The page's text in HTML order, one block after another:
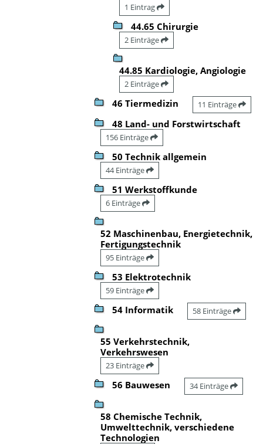
1 Eintrag
44.65 Chirurgie
2 Einträge
44.85 Kardiologie, Angiologie
2 Einträge
46 Tiermedizin 11 Einträge
48 Land- und Forstwirtschaft
156 Einträge
50 Technik allgemein
44 Einträge
51 Werkstoffkunde
6 Einträge
52 Maschinenbau, Energietechnik,
Fertigungstechnik
95 Einträge
53 Elektrotechnik
59 Einträge
54 Informatik 58 Einträge
55 Verkehrstechnik,
Verkehrswesen
23 Einträge
56 Bauwesen 34 Einträge
58 Chemische Technik,
Umwelttechnik, verschiedene
Technologien